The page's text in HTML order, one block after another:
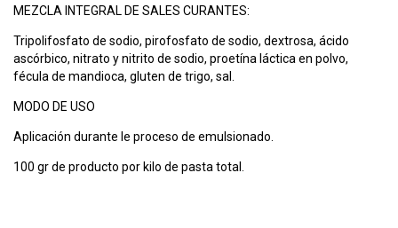
MEZCLA INTEGRAL DE SALES CURANTES:
Tripolifosfato de sodio, pirofosfato de sodio, dextrosa, ácido
ascórbico, nitrato y nitrito de sodio, proetína láctica en polvo,
fécula de mandioca, gluten de trigo, sal.
MODO DE USO
Aplicación durante le proceso de emulsionado.
100 gr de producto por kilo de pasta total.